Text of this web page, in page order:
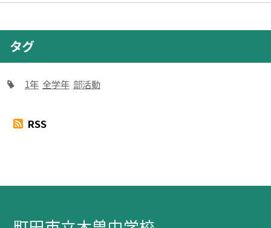
タグ
1年 全学年 部活動
RSS